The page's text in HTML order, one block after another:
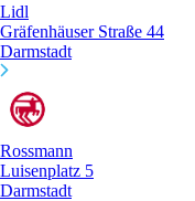
Lidl
Gräfenhäuser Straße 44
Darmstadt
Rossmann
Luisenplatz 5
Darmstadt